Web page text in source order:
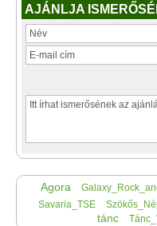
AJÁNLJA
Agora
Savaria_TSE
tánc